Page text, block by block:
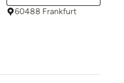
60488 Frankfurt